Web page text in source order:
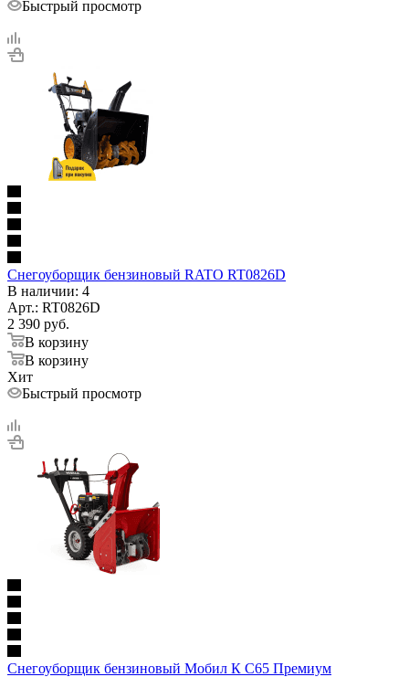
Быстрый просмотр
Снегоуборщик бензиновый RATO RT0826D
В наличии: 4
Арт.: RT0826D
2 390 руб.
В корзину
В корзину
Хит
Быстрый просмотр
Снегоуборщик бензиновый Мобил К С65 Премиум